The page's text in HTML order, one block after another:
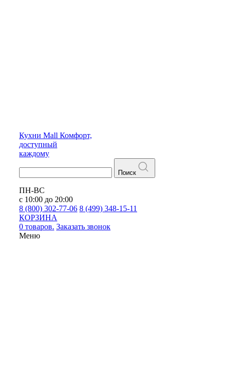
Кухни Mall Комфорт,
доступный
каждому
Поиск
ПН-ВС
с 10:00 до 20:00
8 (800) 302-77-06 8 (499) 348-15-11
КОРЗИНА
0 товаров. Заказать звонок
Меню